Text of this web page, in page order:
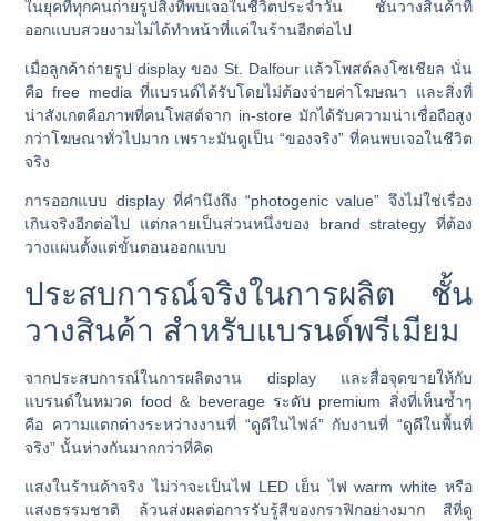
ในยุคที่ทุกคนถ่ายรูปสิ่งที่พบเจอในชีวิตประจำวัน ชั้นวางสินค้าที่
ออกแบบสวยงามไม่ได้ทำหน้าที่แค่ในร้านอีกต่อไป
เมื่อลูกค้าถ่ายรูป display ของ St. Dalfour แล้วโพสต์ลงโซเชียล นั่น
คือ free media ที่แบรนด์ได้รับโดยไม่ต้องจ่ายค่าโฆษณา และสิ่งที่
น่าสังเกตคือภาพที่คนโพสต์จาก in-store มักได้รับความน่าเชื่อถือสูง
กว่าโฆษณาทั่วไปมาก เพราะมันดูเป็น “ของจริง” ที่คนพบเจอในชีวิต
จริง
การออกแบบ display ที่คำนึงถึง “photogenic value” จึงไม่ใช่เรื่อง
เกินจริงอีกต่อไป แต่กลายเป็นส่วนหนึ่งของ brand strategy ที่ต้อง
วางแผนตั้งแต่ขั้นตอนออกแบบ
ประสบการณ์จริงในการผลิต ชั้น
วางสินค้า สำหรับแบรนด์พรีเมียม
จากประสบการณ์ในการผลิตงาน display และสื่อจุดขายให้กับ
แบรนด์ในหมวด food & beverage ระดับ premium สิ่งที่เห็นซ้ำๆ
คือ ความแตกต่างระหว่างงานที่ “ดูดีในไฟล์” กับงานที่ “ดูดีในพื้นที่
จริง” นั้นห่างกันมากกว่าที่คิด
แสงในร้านค้าจริง ไม่ว่าจะเป็นไฟ LED เย็น ไฟ warm white หรือ
แสงธรรมชาติ ล้วนส่งผลต่อการรับรู้สีของกราฟิกอย่างมาก สีที่ดู